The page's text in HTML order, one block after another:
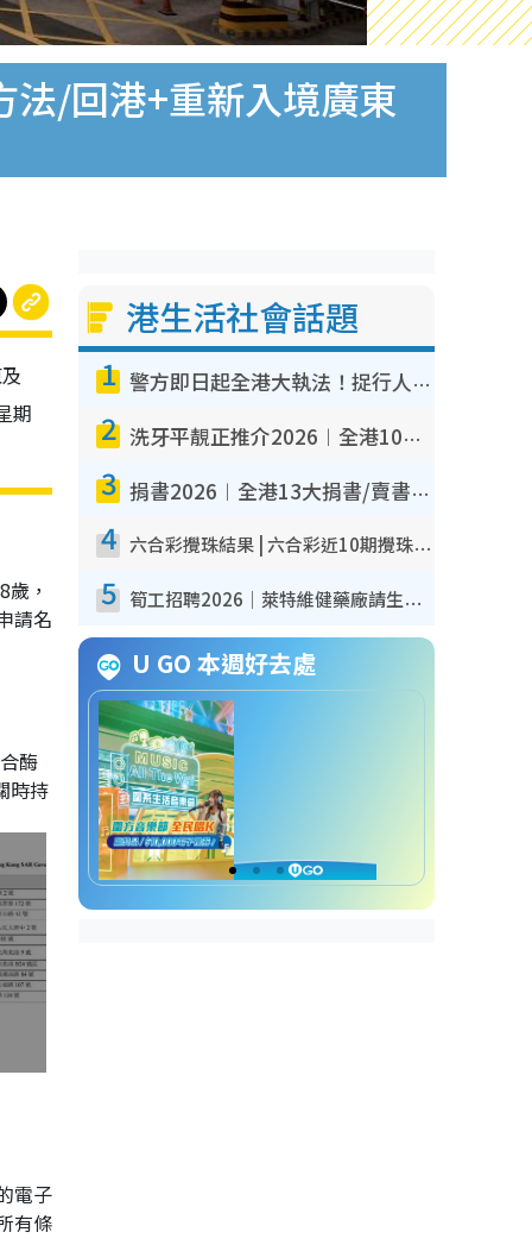
法/回港+重新入境廣東
期
，
請名
酶
時持
電子
有條
港生活社會話題
1 警方即日起全港大執法！捉行人亂過馬路+司機不專注駕駛！亂過馬路罰$2000
2 洗牙平靚正推介2026︱全港10大牙科診所/醫院懶人包 夜診至8點/鎮靜潔牙/醫療券適用
3 捐書2026︱全港13大捐書/賣書地點懶人包 二手課本最高$150＋舊書換免費咖啡/戲票
4 六合彩攪珠結果 | 六合彩近10期攪珠結果出爐+ 近30期最旺熱門中獎號碼
5 筍工招聘2026｜萊特維健藥廠請生產操作員！月薪高達$1.7萬 冷氣廠房/五天工作/保證雙糧
U GO 本週好去處